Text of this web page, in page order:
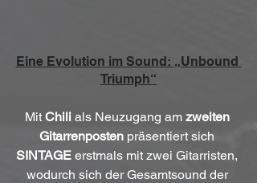
Eine Evolution im Sound: „Unbound
Triumph“
Mit Chili als Neuzugang am zweiten
Gitarrenposten präsentiert sich
SINTAGE erstmals mit zwei Gitarristen,
wodurch sich der Gesamtsound der